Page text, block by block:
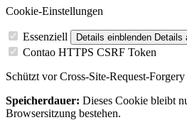
Cookie-Einstellungen
Essenziell Details einblenden Details
Contao HTTPS CSRF Token
Schützt vor Cross-Site-Request-
Speicherdauer: Dieses Cookie bleibt
Browsersitzung bestehen.